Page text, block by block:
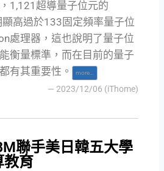
1,121超導量子位元的
高過於133固定頻率量子位
處理器，這也說明了量子位
衡量標準，而在目前的量子
有其重要性。
more…
— 2023/12/06 (iThome)
聯手美日韓五大學
教育